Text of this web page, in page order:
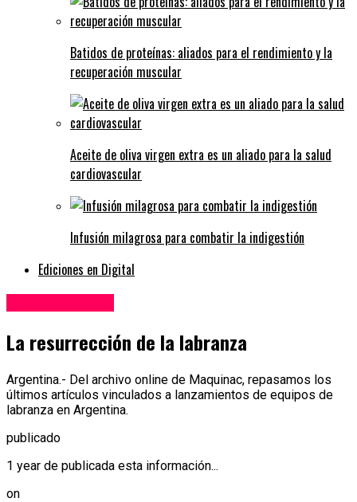
Batidos de proteínas: aliados para el rendimiento y la
recuperación muscular
Aceite de oliva virgen extra es un aliado para la salud
cardiovascular
Infusión milagrosa para combatir la indigestión
Ediciones en Digital
La resurrección de la labranza
Argentina.- Del archivo online de Maquinac, repasamos los
últimos artículos vinculados a lanzamientos de equipos de
labranza en Argentina.
publicado
1 year de publicada esta información...
on